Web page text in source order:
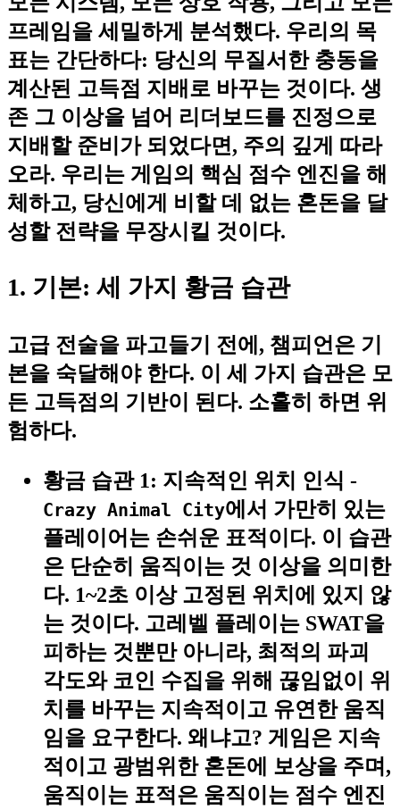
프레임을 세밀하게 분석했다. 우리의 목
표는 간단하다: 당신의 무질서한 충동을
계산된 고득점 지배로 바꾸는 것이다. 생
존 그 이상을 넘어 리더보드를 진정으로
지배할 준비가 되었다면, 주의 깊게 따라
오라. 우리는 게임의 핵심 점수 엔진을 해
체하고, 당신에게 비할 데 없는 혼돈을 달
성할 전략을 무장시킬 것이다.
1. 기본: 세 가지 황금 습관
고급 전술을 파고들기 전에, 챔피언은 기
본을 숙달해야 한다. 이 세 가지 습관은 모
든 고득점의 기반이 된다. 소홀히 하면 위
험하다.
황금 습관 1: 지속적인 위치 인식 -
Crazy Animal City에서 가만히 있는
플레이어는 손쉬운 표적이다. 이 습관
은 단순히 움직이는 것 이상을 의미한
다. 1~2초 이상 고정된 위치에 있지 않
는 것이다. 고레벨 플레이는 SWAT을
피하는 것뿐만 아니라, 최적의 파괴
각도와 코인 수집을 위해 끊임없이 위
치를 바꾸는 지속적이고 유연한 움직
임을 요구한다. 왜냐고? 게임은 지속
적이고 광범위한 혼돈에 보상을 주며,
움직이는 표적은 움직이는 점수 엔진